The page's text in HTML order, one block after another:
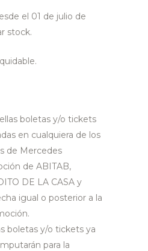
el 01 de julio de
stock.
boletas y/o tickets
en cualquiera de los
de Mercedes
de ABITAB,
DE LA CASA y
igual o posterior a la
boletas y/o tickets ya
para la